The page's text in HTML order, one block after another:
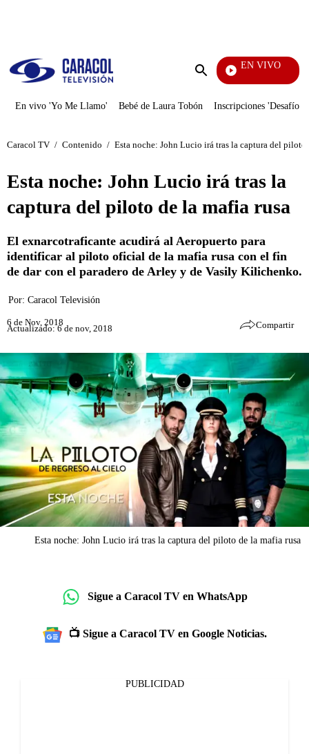
Enviar
EN VIVO
La Red
En vivo 'Yo Me Llamo' Bebé de Laura Tobón Inscripciones 'Desafío'
Caracol TV / Contenido / Esta noche: John Lucio irá tras la captura del piloto
Esta noche: John Lucio irá tras la
captura del piloto de la mafia rusa
El exnarcotraficante acudirá al Aeropuerto para
identificar al piloto oficial de la mafia rusa con el fin
de dar con el paradero de Arley y de Vasily Kilichenko.
Por: Caracol Televisión
6 de Nov, 2018
Actualizado: 6 de nov, 2018 Compartir
Esta noche: John Lucio irá tras la captura del piloto de la mafia rusa
Sigue a Caracol TV en WhatsApp
📺 Sigue a Caracol TV en Google Noticias.
PUBLICIDAD